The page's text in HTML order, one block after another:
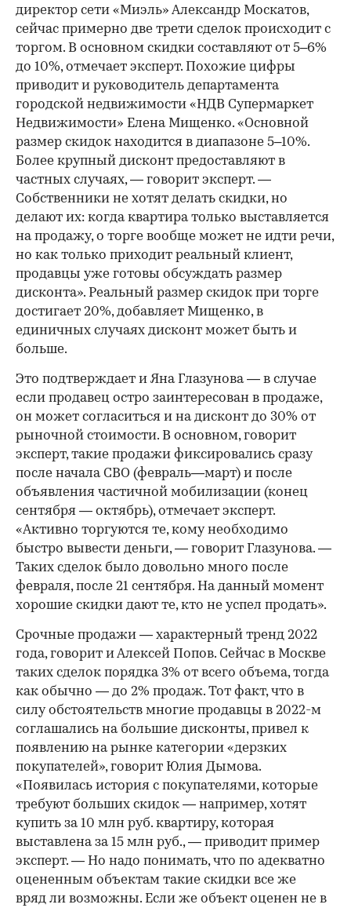
директор сети «Миэль» Александр Москатов,
сейчас примерно две трети сделок происходит с
торгом. В основном скидки составляют от 5–6%
до 10%, отмечает эксперт. Похожие цифры
приводит и руководитель департамента
городской недвижимости «НДВ Супермаркет
Недвижимости» Елена Мищенко. «Основной
размер скидок находится в диапазоне 5–10%.
Более крупный дисконт предоставляют в
частных случаях, — говорит эксперт. —
Собственники не хотят делать скидки, но
делают их: когда квартира только выставляется
на продажу, о торге вообще может не идти речи,
но как только приходит реальный клиент,
продавцы уже готовы обсуждать размер
дисконта». Реальный размер скидок при торге
достигает 20%, добавляет Мищенко, в
единичных случаях дисконт может быть и
больше.
Это подтверждает и Яна Глазунова — в случае
если продавец остро заинтересован в продаже,
он может согласиться и на дисконт до 30% от
рыночной стоимости. В основном, говорит
эксперт, такие продажи фиксировались сразу
после начала СВО (февраль—март) и после
объявления частичной мобилизации (конец
сентября — октябрь), отмечает эксперт.
«Активно торгуются те, кому необходимо
быстро вывести деньги, — говорит Глазунова. —
Таких сделок было довольно много после
февраля, после 21 сентября. На данный момент
хорошие скидки дают те, кто не успел продать».
Срочные продажи — характерный тренд 2022
года, говорит и Алексей Попов. Сейчас в Москве
таких сделок порядка 3% от всего объема, тогда
как обычно — до 2% продаж. Тот факт, что в
силу обстоятельств многие продавцы в 2022-м
соглашались на большие дисконты, привел к
появлению на рынке категории «дерзких
покупателей», говорит Юлия Дымова.
«Появилась история с покупателями, которые
требуют больших скидок — например, хотят
купить за 10 млн руб. квартиру, которая
выставлена за 15 млн руб., — приводит пример
эксперт. — Но надо понимать, что по адекватно
оцененным объектам такие скидки все же
вряд ли возможны. Если же объект оценен не в